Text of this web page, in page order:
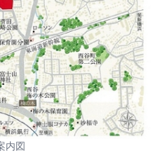
内図